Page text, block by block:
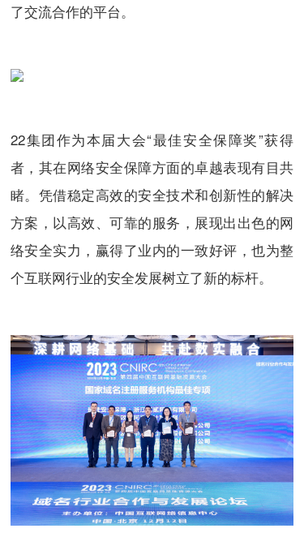
了交流合作的平台。
22集团作为本届大会“最佳安全保障奖”获得
者，其在网络安全保障方面的卓越表现有目共
睹。凭借稳定高效的安全技术和创新性的解决
方案，以高效、可靠的服务，展现出出色的网
络安全实力，赢得了业内的一致好评，也为整
个互联网行业的安全发展树立了新的标杆。